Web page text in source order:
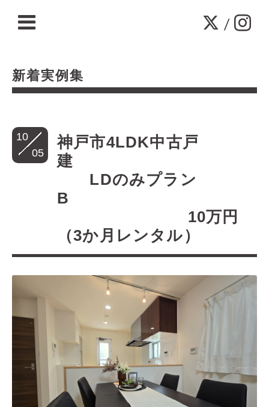
/
新着実例集
10
05
神戸市4LDK中古戸
建
LDのみプラン
B
10万円
（3か月レンタル）